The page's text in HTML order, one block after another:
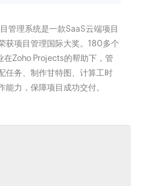
管理系统是一款SaaS云端项目
获项目管理国际大奖。180多个
在Zoho Projects的帮助下，管
任务、制作甘特图、计算工时
能力，保障项目成功交付。